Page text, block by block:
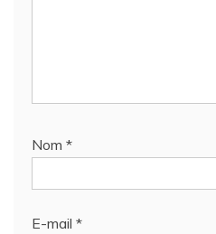
Nom *
E-mail *